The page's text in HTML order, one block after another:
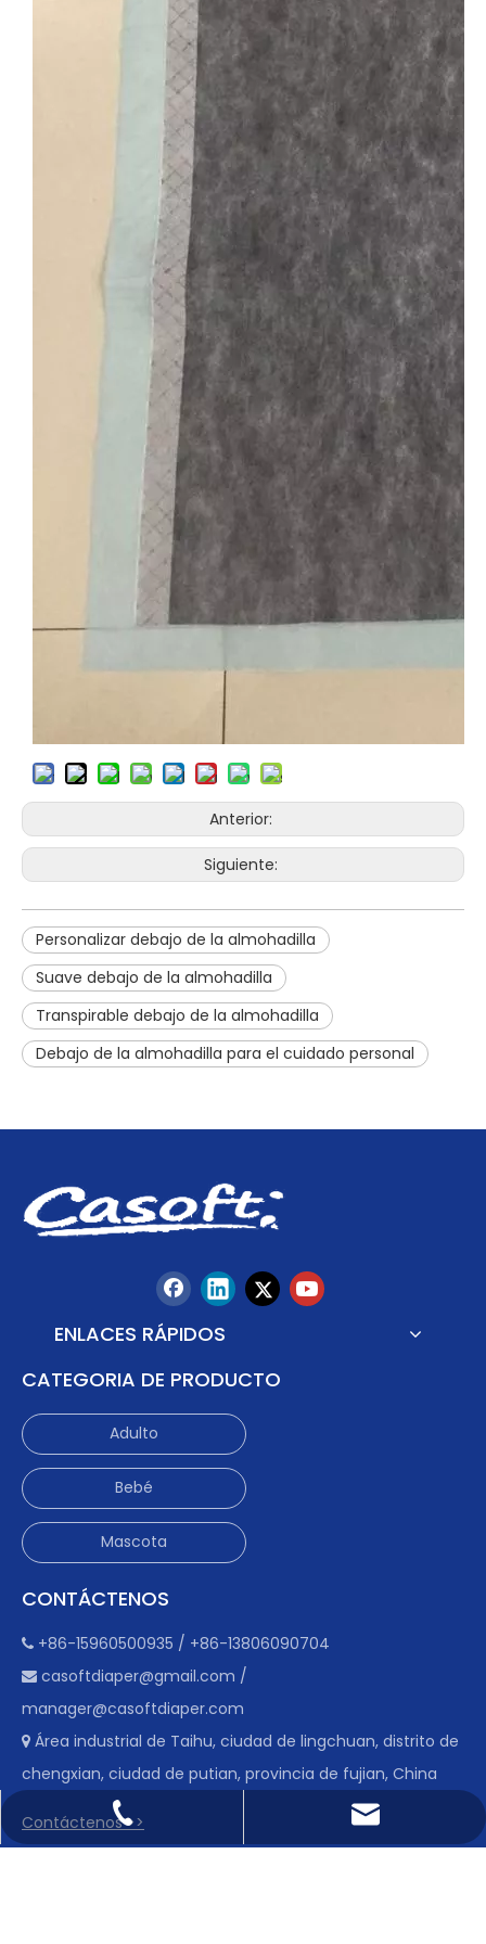
Anterior:
Siguiente:
Personalizar debajo de la almohadilla
Suave debajo de la almohadilla
Transpirable debajo de la almohadilla
Debajo de la almohadilla para el cuidado personal
ENLACES RÁPIDOS
CATEGORIA DE PRODUCTO
Adulto
Bebé
Mascota
CONTÁCTENOS
 +86-15960500935 / +86-13806090704
 casoftdiaper@gmail.com /
manager@casoftdiaper.com
 Área industrial de Taihu, ciudad de lingchuan, distrito de
chengxian, ciudad de putian, provincia de fujian, China
Contáctenos >>